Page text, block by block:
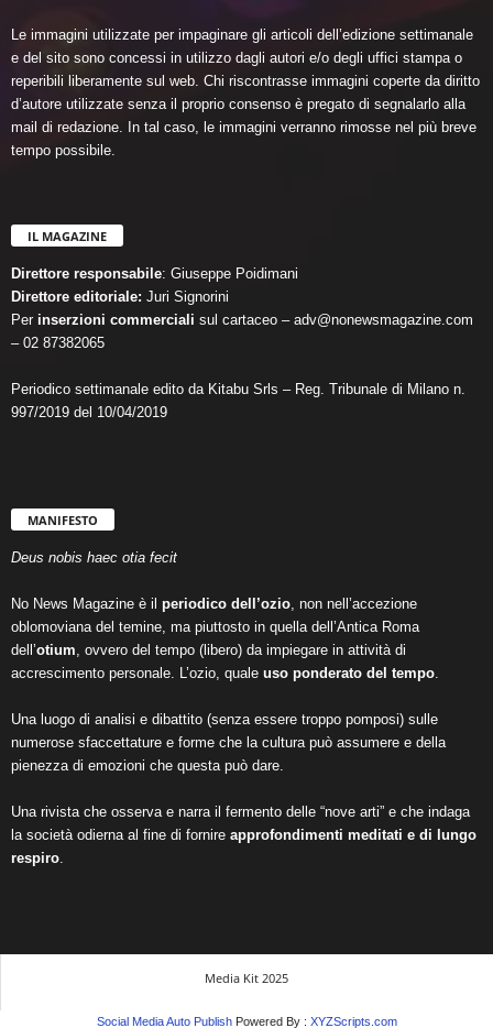
Le immagini utilizzate per impaginare gli articoli dell’edizione settimanale
e del sito sono concessi in utilizzo dagli autori e/o degli uffici stampa o
reperibili liberamente sul web. Chi riscontrasse immagini coperte da diritto
d’autore utilizzate senza il proprio consenso è pregato di segnalarlo alla
mail di redazione. In tal caso, le immagini verranno rimosse nel più breve
tempo possibile.
IL MAGAZINE
Direttore responsabile: Giuseppe Poidimani
Direttore editoriale: Juri Signorini
Per inserzioni commerciali sul cartaceo – adv@nonewsmagazine.com
– 02 87382065
Periodico settimanale edito da Kitabu Srls – Reg. Tribunale di Milano n.
997/2019 del 10/04/2019
MANIFESTO
Deus nobis haec otia fecit
No News Magazine è il periodico dell’ozio , non nell’accezione
oblomoviana del temine, ma piuttosto in quella dell’Antica Roma
dell’otium , ovvero del tempo (libero) da impiegare in attività di
accrescimento personale. L’ozio, quale uso ponderato del tempo
Una luogo di analisi e dibattito (senza essere troppo pomposi) sulle
numerose sfaccettature e forme che la cultura può assumere e della
pienezza di emozioni che questa può dare.
Una rivista che osserva e narra il fermento delle “nove arti” e che indaga
la società odierna al fine di fornire approfondimenti meditati e di lungo
respiro
Media Kit 2025
Social Media Auto PublishPowered By : XYZScripts.com